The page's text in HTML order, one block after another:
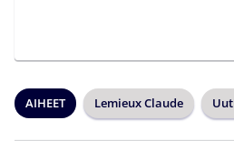
AIHEET Lemieux Claude